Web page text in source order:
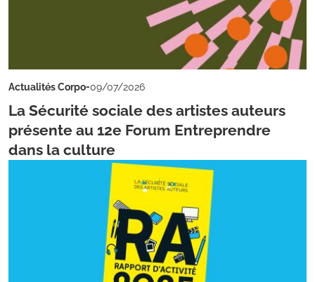
Actualités Corpo-09/07/2026
La Sécurité sociale des artistes auteurs
présente au 12e Forum Entreprendre
dans la culture